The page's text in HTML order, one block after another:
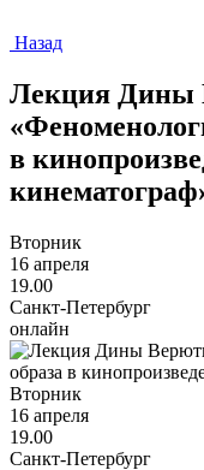
Назад
Лекция Дины
в
Вторник
16 апреля
19.00
Санкт-Петербург
онлайн
Вторник
16 апреля
19.00
Санкт-Петербург